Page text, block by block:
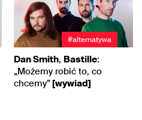
#alternatywa
Dan Smith, Bastille:
„Możemy robić to, co
chcemy”[wywiad]